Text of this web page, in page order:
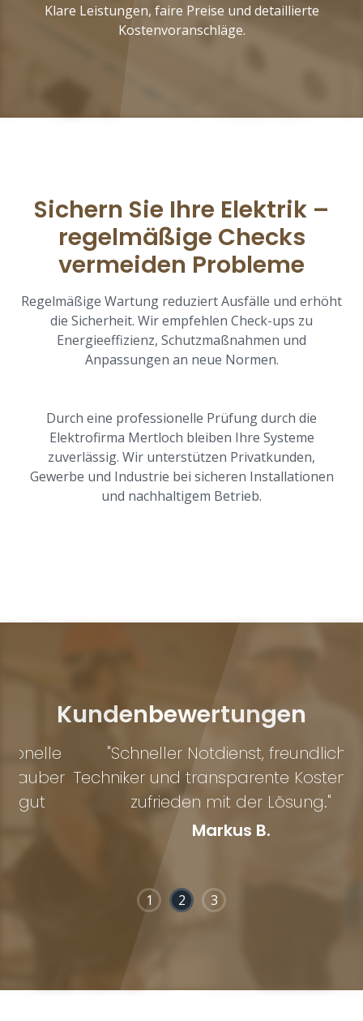
Klare Leistungen, faire Preise und detaillierte
Kostenvoranschläge.
Sichern Sie Ihre Elektrik –
regelmäßige Checks
vermeiden Probleme
Regelmäßige Wartung reduziert Ausfälle und erhöht
die Sicherheit. Wir empfehlen Check-ups zu
Energieeffizienz, Schutzmaßnahmen und
Anpassungen an neue Normen.
Durch eine professionelle Prüfung durch die
Elektrofirma Mertloch bleiben Ihre Systeme
zuverlässig. Wir unterstützen Privatkunden,
Gewerbe und Industrie bei sicheren Installationen
und nachhaltigem Betrieb.
Kundenbewertungen
"Schneller Notdienst, freundliche
Techniker und transparente Kosten. Sehr
zufrieden mit der Lösung."
Markus B.
1 2 3